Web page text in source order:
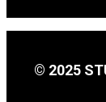
© 2025